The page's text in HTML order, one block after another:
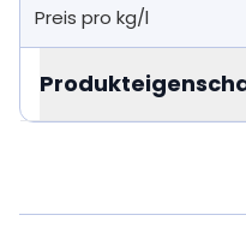
Preis pro kg/l